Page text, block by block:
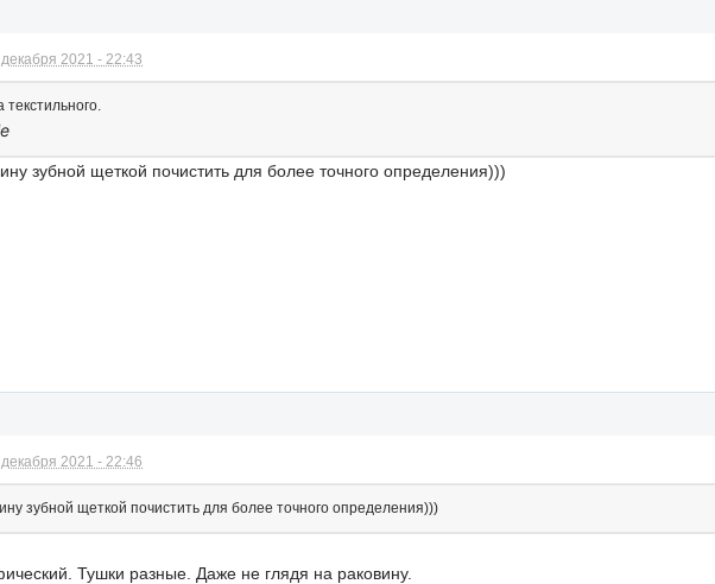
2021 - 22:43
зубной щеткой почистить для более точного определения)))
2021 - 22:46
зубной щеткой почистить для более точного определения)))
Тушки разные. Даже не глядя на раковину.